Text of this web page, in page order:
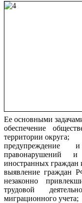
Ее основными
обеспечение
территории округа;
предупреждение
правонарушений
иностранных граждан
выявление граждан
незаконно
трудовой
миграционного учета;